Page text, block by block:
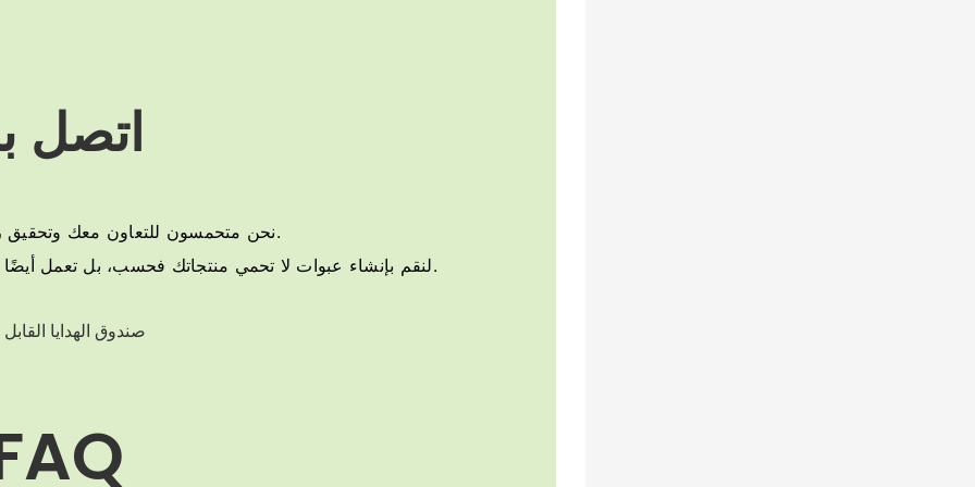
اتصل
نحن متحمسون للتعاون معك وتحقيق رؤيتك على أرض الواقع.
لنقم بإنشاء عبوات لا تحمي منتجاتك فحسب، بل تعمل أيضًا على تضخيم مكانة علامتك التجارية وجاذبيتها.